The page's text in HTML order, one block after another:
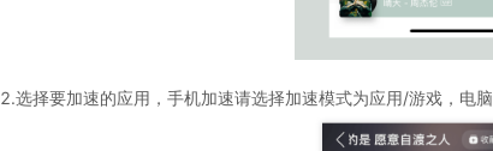
2.选择要加速的应用，手机加速请选择加速模式为应用/游戏，电